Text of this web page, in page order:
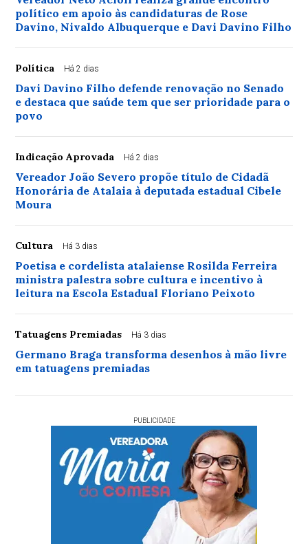
político em apoio às candidaturas de Rose
Davino, Nivaldo Albuquerque e Davi Davino Filho
Política Há 2 dias
Davi Davino Filho defende renovação no Senado
e destaca que saúde tem que ser prioridade para o
povo
Indicação Aprovada Há 2 dias
Vereador João Severo propõe título de Cidadã
Honorária de Atalaia à deputada estadual Cibele
Moura
Cultura Há 3 dias
Poetisa e cordelista atalaiense Rosilda Ferreira
ministra palestra sobre cultura e incentivo à
leitura na Escola Estadual Floriano Peixoto
Tatuagens Premiadas Há 3 dias
Germano Braga transforma desenhos à mão livre
em tatuagens premiadas
PUBLICIDADE